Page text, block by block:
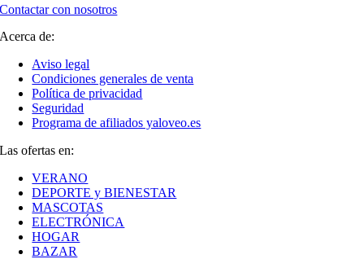
Contactar con nosotros
Acerca de:
Aviso legal
Condiciones generales de venta
Política de privacidad
Seguridad
Programa de afiliados yaloveo.es
Las ofertas en:
VERANO
DEPORTE y BIENESTAR
MASCOTAS
ELECTRÓNICA
HOGAR
BAZAR